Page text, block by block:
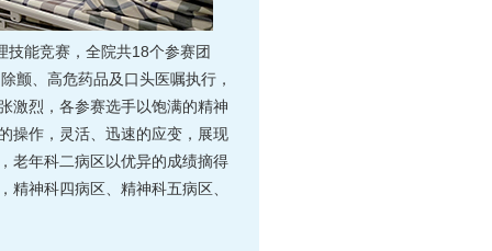
能竞赛，全院共18个参赛团
颤、高危药品及口头医嘱执行，
激烈，各参赛选手以饱满的精神
操作，灵活、迅速的应变，展现
老年科二病区以优异的成绩摘得
神科四病区、精神科五病区、